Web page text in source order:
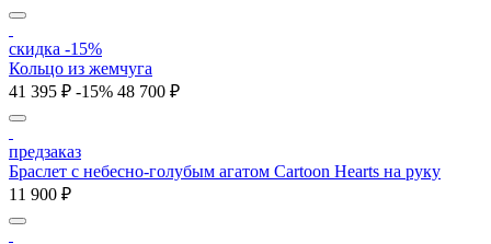
скидка -15%
Кольцо из жемчуга
41 395 ₽ -15% 48 700 ₽
предзаказ
Браслет с небесно-голубым агатом Cartoon Hearts на руку
11 900 ₽